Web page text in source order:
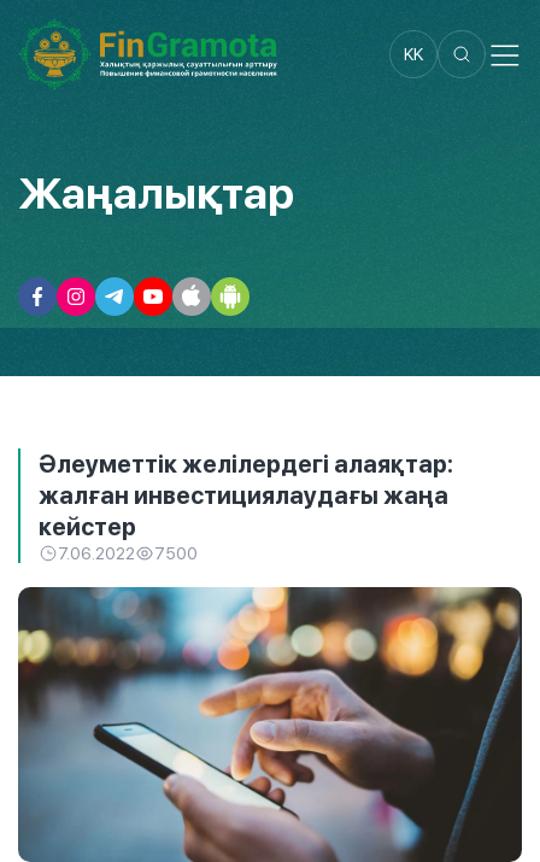
KK
Жаңалықтар
Әлеуметтік желілердегі алаяқтар:
жалған инвестициялаудағы жаңа
кейстер
7.06.2022 7500